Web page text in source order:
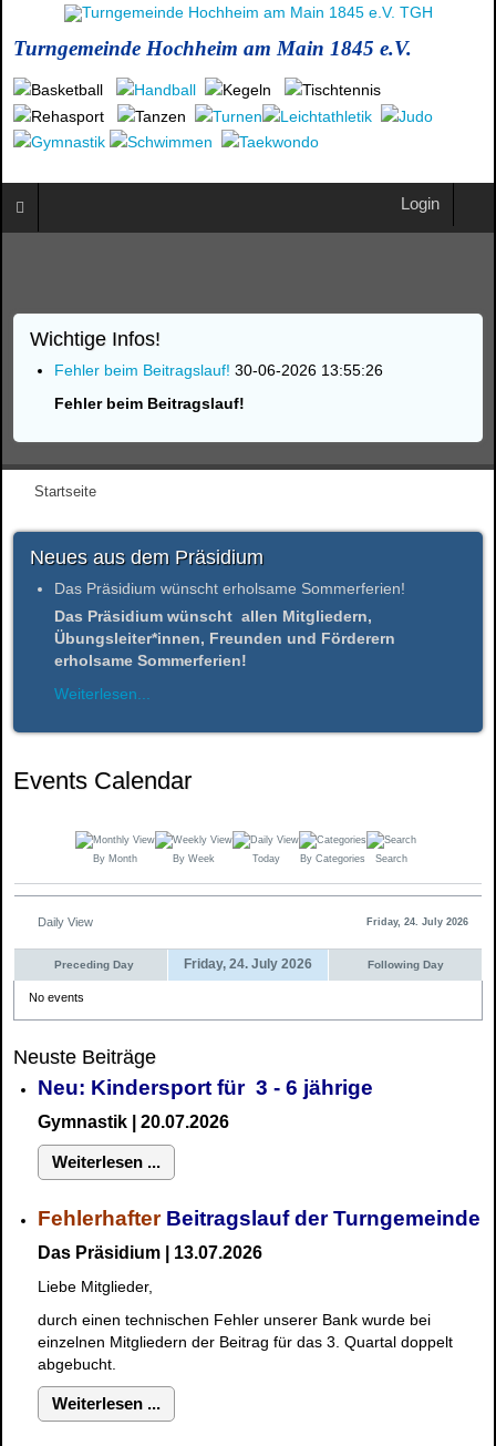
Turngemeinde Hochheim am Main 1845 e.V.
Login
Wichtige Infos!
Fehler beim Beitragslauf! 30-06-2026 13:55:26
Fehler beim Beitragslauf!
Startseite
Neues aus dem Präsidium
Das Präsidium wünscht erholsame Sommerferien!
Das Präsidium wünscht allen Mitgliedern,
Übungsleiter*innen, Freunden und Förderern
erholsame Sommerferien!
Weiterlesen...
Events Calendar
By Month By Week Today By Categories Search
Daily View Friday, 24. July 2026
Preceding Day Friday, 24. July 2026 Following Day
No events
Neuste Beiträge
Neu: Kindersport für 3 - 6 jährige
Gymnastik | 20.07.2026
Weiterlesen ...
FehlerhafterBeitragslauf der Turngemeinde
Das Präsidium | 13.07.2026
Liebe Mitglieder,
durch einen technischen Fehler unserer Bank wurde bei
einzelnen Mitgliedern der Beitrag für das 3. Quartal doppelt
abgebucht.
Weiterlesen ...